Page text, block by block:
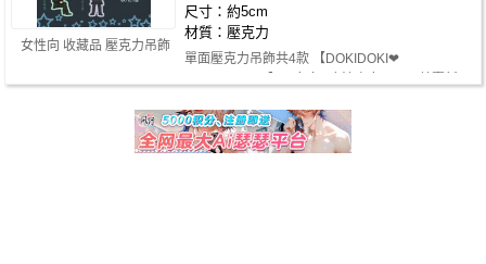
女性向 收藏品 壓克力吊飾
尺寸：約5cm
材質：壓克力
單面壓克力吊飾共4款 【DOKIDOKI❤